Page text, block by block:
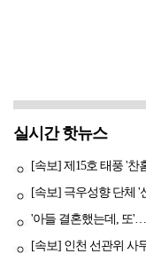
실시간 핫뉴스
[속보] 제15호 태풍 '
[속보] 극우성향 단체
'아들 결혼했는데, 또
[속보] 인천 선관위